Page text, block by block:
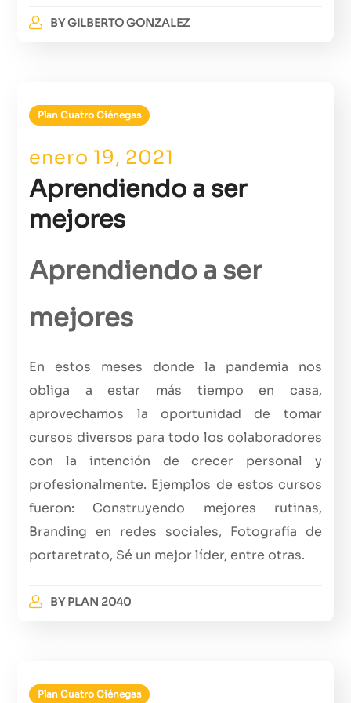
BYGILBERTO GONZALEZ
Plan Cuatro Ciénegas
enero 19, 2021
Aprendiendo a ser
mejores
Aprendiendo a ser
mejores
En estos meses donde la pandemia nos
obliga a estar más tiempo en casa,
aprovechamos la oportunidad de tomar
cursos diversos para todo los colaboradores
con la intención de crecer personal y
profesionalmente. Ejemplos de estos cursos
fueron: Construyendo mejores rutinas,
Branding en redes sociales, Fotografía de
portaretrato, Sé un mejor líder, entre otras.
BYPLAN 2040
Plan Cuatro Ciénegas